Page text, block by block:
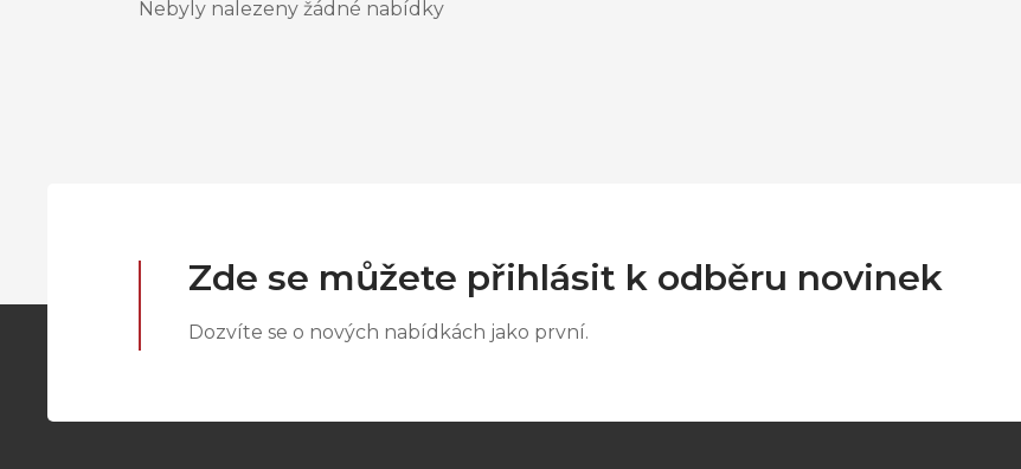
Nebyly nalezeny žádné nabídky
Zde se můžete přihlásit k odběru novinek
Dozvíte se o nových nabídkách jako první.